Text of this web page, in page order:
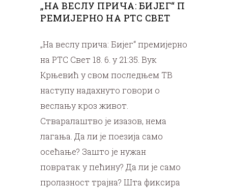
„НА ВЕСЛУ ПРИЧА: БИЈЕГ“ П
РЕМИЈЕРНО НА РТС СВЕТ
„На веслу прича: Бијег“ премијерно
на РТС Свет 18. 6. у 21:35. Вук
Крњевић у свом последњем ТВ
наступу надахнуто говори о
веслању кроз живот.
Стваралаштво је изазов, нема
лагања. Да ли је поезија само
осећање? Зашто је нужан
повратак у пећину? Да ли је само
пролазност трајна? Шта фиксира